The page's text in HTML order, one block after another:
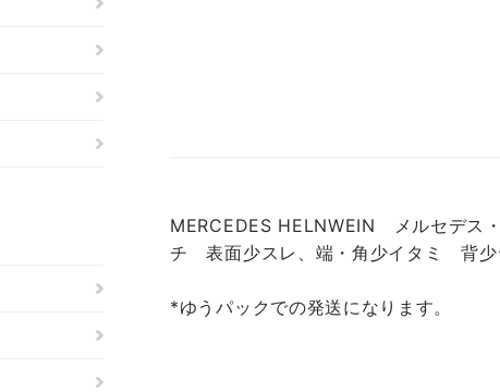
MERCEDES HELNWEIN メルセデ
チ 表面少スレ、端・角少イタミ 背少
*ゆうパックでの発送になります。